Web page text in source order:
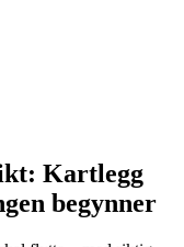
Kartlegg
begynner